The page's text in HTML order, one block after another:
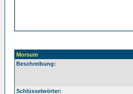
Morsum
Beschreibung:
Schlüsselwörter: